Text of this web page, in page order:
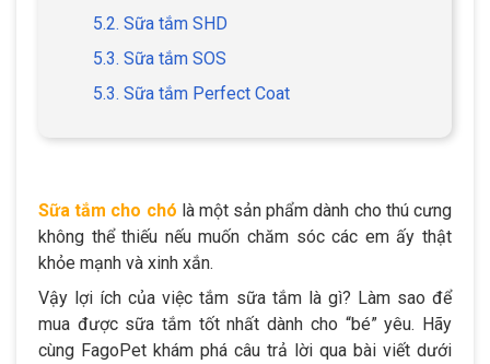
5.2. Sữa tắm SHD
5.3. Sữa tắm SOS
5.3. Sữa tắm Perfect Coat
Sữa tắm cho chó là một sản phẩm dành cho thú cưng
không thể thiếu nếu muốn chăm sóc các em ấy thật
khỏe mạnh và xinh xắn.
Vậy lợi ích của việc tắm sữa tắm là gì? Làm sao để
mua được sữa tắm tốt nhất dành cho “bé” yêu. Hãy
cùng FagoPet khám phá câu trả lời qua bài viết dưới